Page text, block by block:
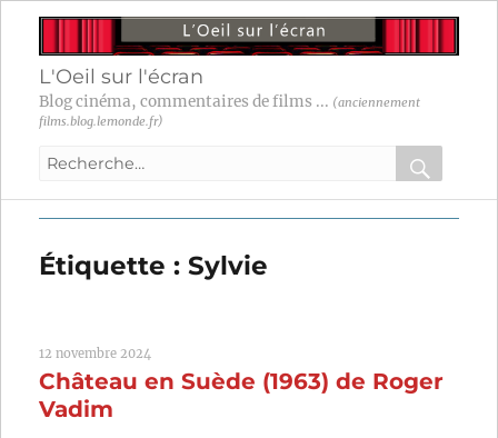
L'Oeil sur l'écran
Blog cinéma, commentaires de films ... (anciennement
films.blog.lemonde.fr)
Recherche
:
OK
Étiquette :Sylvie
12 novembre 2024
Château en Suède (1963) de Roger
Vadim